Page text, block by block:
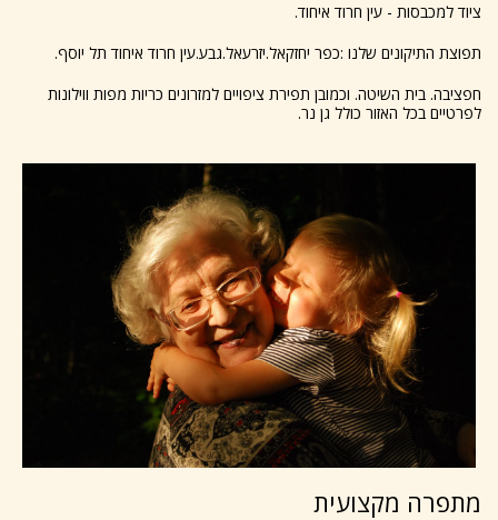
ציוד למכבסות - עין חרוד איחוד.
תפוצת התיקונים שלנו :כפר יחזקאל.יזרעאל.גבע.עין חרוד איחוד תל יוסף.
חפציבה. בית השיטה. וכמובן תפירת ציפויים למזרונים כריות מפות ווילונות
לפרטיים בכל האזור כולל גן נר.
מתפרה מקצועית